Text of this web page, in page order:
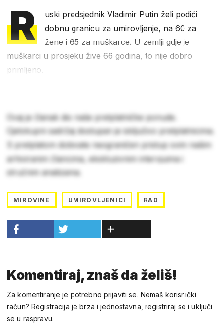
R
uski predsjednik Vladimir Putin želi podići
dobnu granicu za umirovljenje, na 60 za
žene i 65 za muškarce. U zemlji gdje je
muškarci u prosjeku žive 66 godina, to nije dobro
primljeno.
Ovaj je članak dio naše pretplatničke ponude.
Cjelokupni sadržaj dostupan je isključivo pretplatnicima.
S pretplatom dobivate neograničen pristup svim našim
arhiviranim člancima, ekskluzivnim intervjuima i
stručnim analizama.
MIROVINE UMIROVLJENICI RAD
Komentiraj, znaš da želiš!
Za komentiranje je potrebno prijaviti se. Nemaš korisnički
račun? Registracija je brza i jednostavna, registriraj se i uključi
se u raspravu.